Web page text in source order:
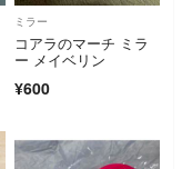
ミラー
コアラのマーチ ミラ
ー メイベリン
¥600